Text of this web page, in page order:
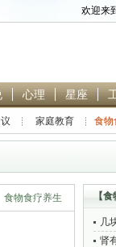
欢迎来
心理 星座
家庭教育
食物
食物食疗养生
【食
几
肾